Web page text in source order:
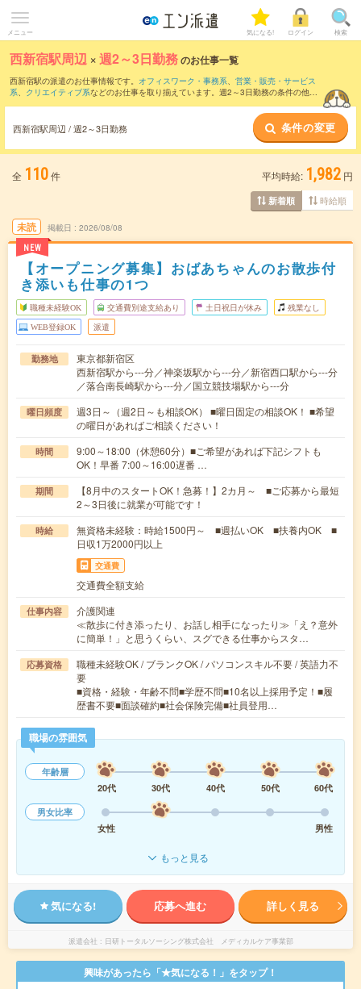
メニュー 気になる! ログイン 検索
西新宿駅周辺 ×週2～3日勤務のお仕事一覧
西新宿駅の派遣のお仕事情報です。 オフィスワーク・事務系、 営業・販売・サービス
系、 クリエイティブ系などのお仕事を取り揃えています。週2～3日勤務の条件の他
西新宿駅周辺 / 週2～3日勤務 条件の変更
全 110件 平均時給: 1,982 円
新着順 時給順
未読
NEW
掲載日 2026/08/08
【オープニング募集】おばあちゃんのお散歩付
き添いも仕事の1つ
職種未経験OK 交通費別途支給あり 土日祝日が休み 残業なし
WEB登録OK 派遣
勤務地
東京都新宿区
西新宿駅から---分／神楽坂駅から---分／新宿西口駅から---分
／落合南長崎駅から---分／国立競技場駅から---分
曜日頻度
週3日～（週2日～も相談OK） ■曜日固定の相談OK！ ■希望
の曜日があればご相談ください！
時間
9:00～18:00（休憩60分）■ご希望があれば下記シフトも
OK！早番 7:00～16:00遅番 …
期間
【8月中のスタートOK！急募！】2カ月～ ■ご応募から最短
2～3日後に就業が可能です！
時給
無資格未経験：時給1500円～ ■週払いOK ■扶養内OK ■
日収1万2000円以上
交通費
交通費全額支給
仕事内容
介護関連
≪散歩に付き添ったり、お話し相手になったり≫「え？意外
に簡単！」と思うくらい、スグできる仕事からスタ…
応募資格
職種未経験OK / ブランクOK / パソコンスキル不要 / 英語力不
要
■資格・経験・年齢不問■学歴不問■10名以上採用予定！■履
歴書不要■面談確約■社会保険完備■社員登用…
職場の雰囲気
年齢層
20代
30代 40代 50代
60代
男女比率
女性
男性
もっと見る
気になる! 応募へ進む 詳しく見る
派遣会社 日研トータルソーシング株式会社 メディカルケア事業部
興味があったら「★気になる！」をタップ！